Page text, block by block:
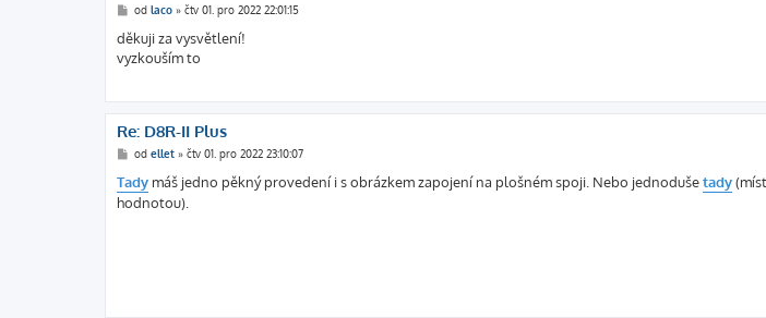
P
í
s
p
e
k
od laco» čtv 01. pro 2022 22:01:15
děkuji za vysvětlení!
vyzkouším to
Re: D8R-II Plus
P
í
s
p
od ellet» čtv 01. pro 2022 23:10:07
Tady máš jedno pěkný provedení i s obrázkem zapojení na plošném spoji. Nebo jednodušetady
hodnotou).